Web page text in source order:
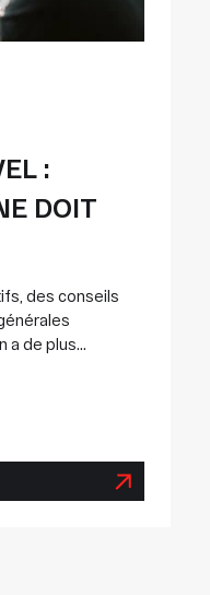
:
DOIT
des conseils
a de plus...